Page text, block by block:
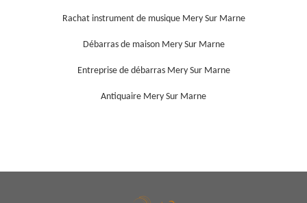
Rachat instrument de musique Mery Sur Marne
Débarras de maison Mery Sur Marne
Entreprise de débarras Mery Sur Marne
Antiquaire Mery Sur Marne